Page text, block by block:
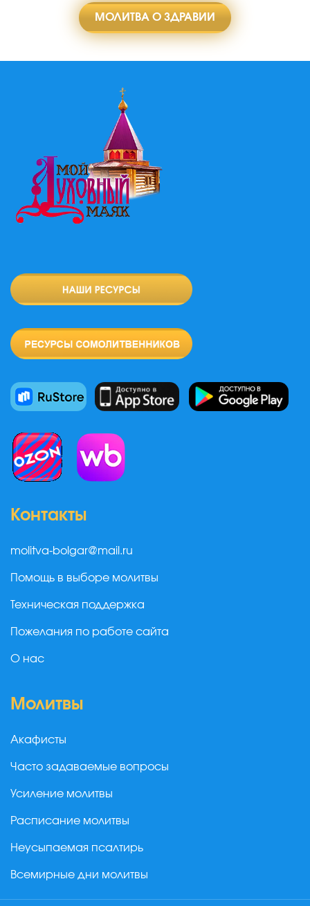
МОЛИТВА О ЗДРАВИИ
Контакты
molitva-bolgar@mail.ru
Помощь в выборе молитвы
Техническая поддержка
Пожелания по работе сайта
О нас
Молитвы
Акафисты
Часто задаваемые вопросы
Усиление молитвы
Расписание молитвы
Неусыпаемая псалтирь
Всемирные дни молитвы